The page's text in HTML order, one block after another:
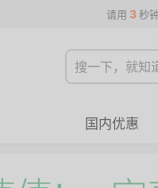
请用 3 秒
国内优惠